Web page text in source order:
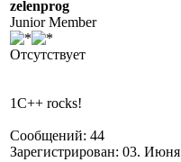
zelenprog
Junior Member
Отсутствует
1C++ rocks!
Сообщений: 44
Зарегистрирован: 03. Июня